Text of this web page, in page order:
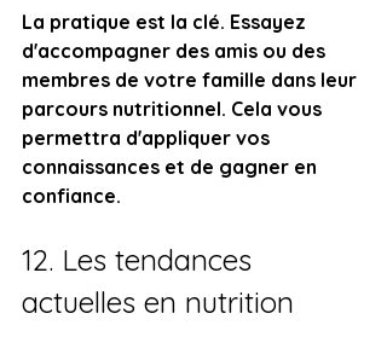
La pratique est la clé. Essayez
d'accompagner des amis ou des
membres de votre famille dans leur
parcours nutritionnel. Cela vous
permettra d'appliquer vos
connaissances et de gagner en
confiance.
12. Les tendances
actuelles en nutrition